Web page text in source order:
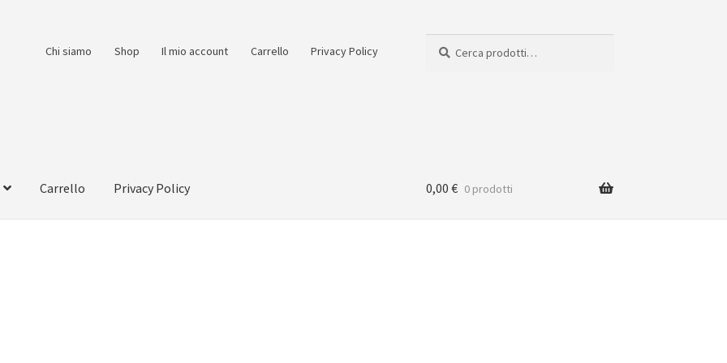
Chi siamo Shop Il mio account Carrello Privacy Policy
Carrello Privacy Policy 0,00 € 0 prodotti